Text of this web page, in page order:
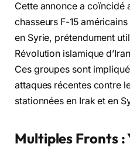
Cette annonce a coïncidé
chasseurs F-15
en Syrie, prétendument
Révolution islamique
Ces groupes sont
attaques récentes contre
stationnées en Irak et en
Multiples Fronts :